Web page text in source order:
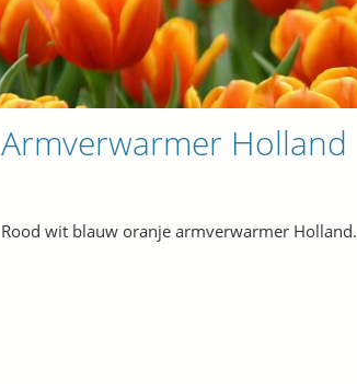
Armverwarmer Holland
Rood wit blauw oranje armverwarmer Holland.